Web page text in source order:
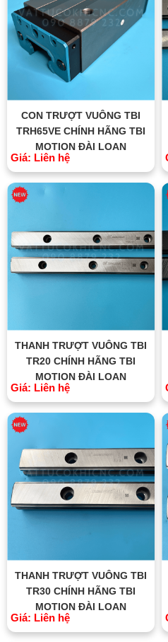
CON TRƯỢT VUÔNG TBI
TRH65VE CHÍNH HÃNG TBI
MOTION ĐÀI LOAN
Giá: Liên hệ
THANH TRƯỢT VUÔNG TBI
TR20 CHÍNH HÃNG TBI
MOTION ĐÀI LOAN
Giá: Liên hệ
THANH TRƯỢT VUÔNG TBI
TR30 CHÍNH HÃNG TBI
MOTION ĐÀI LOAN
Giá: Liên hệ